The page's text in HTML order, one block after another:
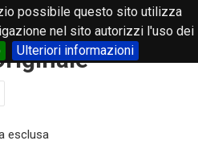
possibile questo sito utilizza
nel sito autorizzi l'uso dei
Ulteriori informazioni
0
esclusa